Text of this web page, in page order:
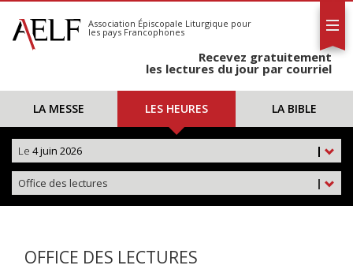
S'abonner
Calendrier
Association Épiscopale Liturgique pour
les pays Francophones
Recevez gratuitement
les lectures du jour par courriel
LA MESSE LES HEURES LA BIBLE
|
Le 4 juin 2026
|
Office des lectures
OFFICE DES LECTURES